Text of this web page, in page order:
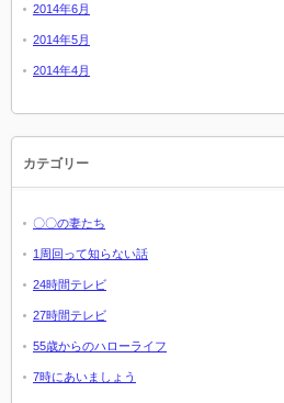
2014年6月
2014年5月
2014年4月
カテゴリー
〇〇の妻たち
1周回って知らない話
24時間テレビ
27時間テレビ
55歳からのハローライフ
7時にあいましょう